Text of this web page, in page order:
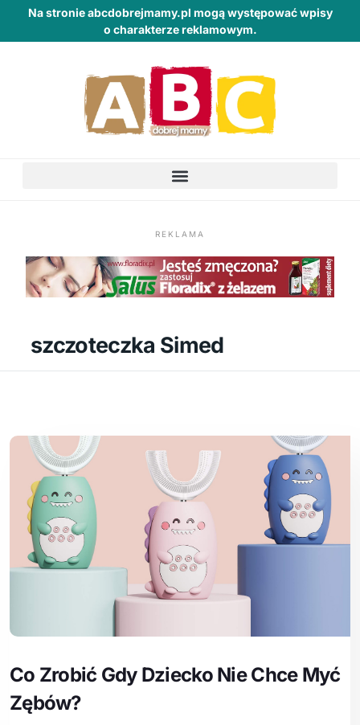
Na stronie abcdobrejmamy.pl mogą występować wpisy
o charakterze reklamowym.
REKLAMA
szczoteczka Simed
Co Zrobić Gdy Dziecko Nie Chce Myć
Zębów?